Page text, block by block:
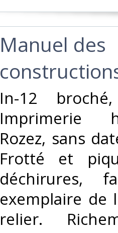
‎Manuel des
‎In-12
Imprimerie
Rozez, sans
Frotté et
déchirures,
exemplaire de
relier.